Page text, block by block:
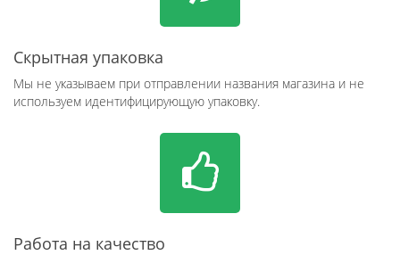
Скрытная упаковка
Мы не указываем при отправлении названия магазина и не
используем идентифицирующую упаковку.
Работа на качество